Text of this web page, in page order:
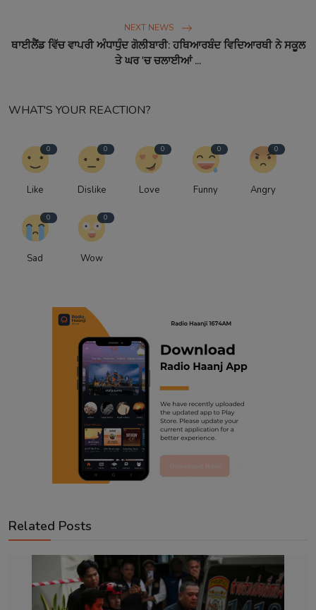
NEXT NEWS
ਥਾਈਲੈਂਡ ਵਿੱਚ ਵਾਪਰੀ ਅੰਧਾਧੁੰਦ ਗੋਲੀਬਾਰੀ: ਹਥਿਆਰਬੰਦ ਵਿਦਿਆਰਥੀ ਨੇ ਸਕੂਲ
ਤੇ ਘਰ 'ਚ ਚਲਾਈਆਂ ...
WHAT'S YOUR REACTION?
0
Like
0
Dislike
0
Love
0
Funny
0
Angry
0
Sad
0
Wow
Related Posts